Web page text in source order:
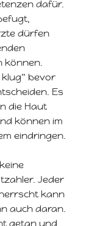
dafür.
dürfen
können.
klug“ bevor
Es
die Haut
können im
eindringen.
Jeder
kann
auch daran.
getan und